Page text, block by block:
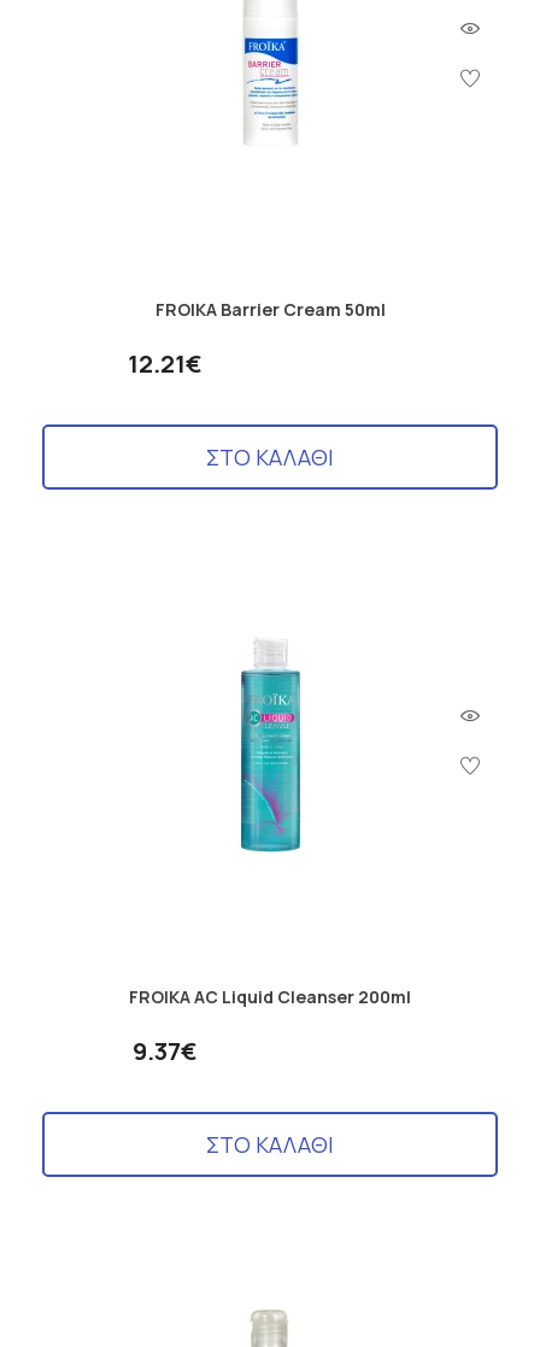
FROIKA Barrier Cream 50ml
12.21€
ΣΤΟ ΚΑΛΑΘΙ
FROIKA AC Liquid Cleanser 200ml
9.37€
ΣΤΟ ΚΑΛΑΘΙ